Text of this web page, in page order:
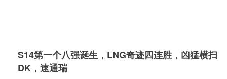
S14第一个八强诞生，LNG奇迹四连胜，凶猛横扫
DK，速通瑞